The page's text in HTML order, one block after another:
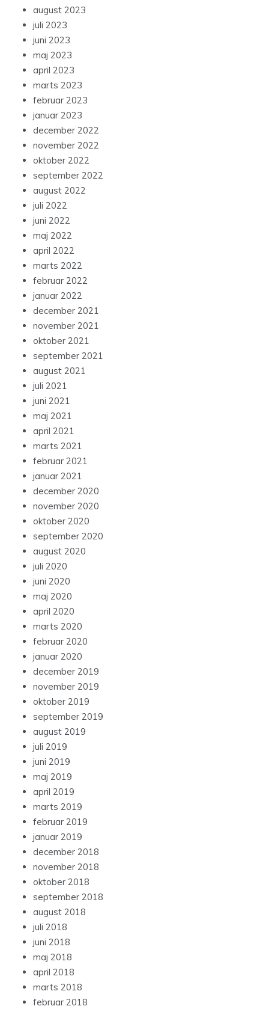
august 2023
juli 2023
juni 2023
maj 2023
april 2023
marts 2023
februar 2023
januar 2023
december 2022
november 2022
oktober 2022
september 2022
august 2022
juli 2022
juni 2022
maj 2022
april 2022
marts 2022
februar 2022
januar 2022
december 2021
november 2021
oktober 2021
september 2021
august 2021
juli 2021
juni 2021
maj 2021
april 2021
marts 2021
februar 2021
januar 2021
december 2020
november 2020
oktober 2020
september 2020
august 2020
juli 2020
juni 2020
maj 2020
april 2020
marts 2020
februar 2020
januar 2020
december 2019
november 2019
oktober 2019
september 2019
august 2019
juli 2019
juni 2019
maj 2019
april 2019
marts 2019
februar 2019
januar 2019
december 2018
november 2018
oktober 2018
september 2018
august 2018
juli 2018
juni 2018
maj 2018
april 2018
marts 2018
februar 2018